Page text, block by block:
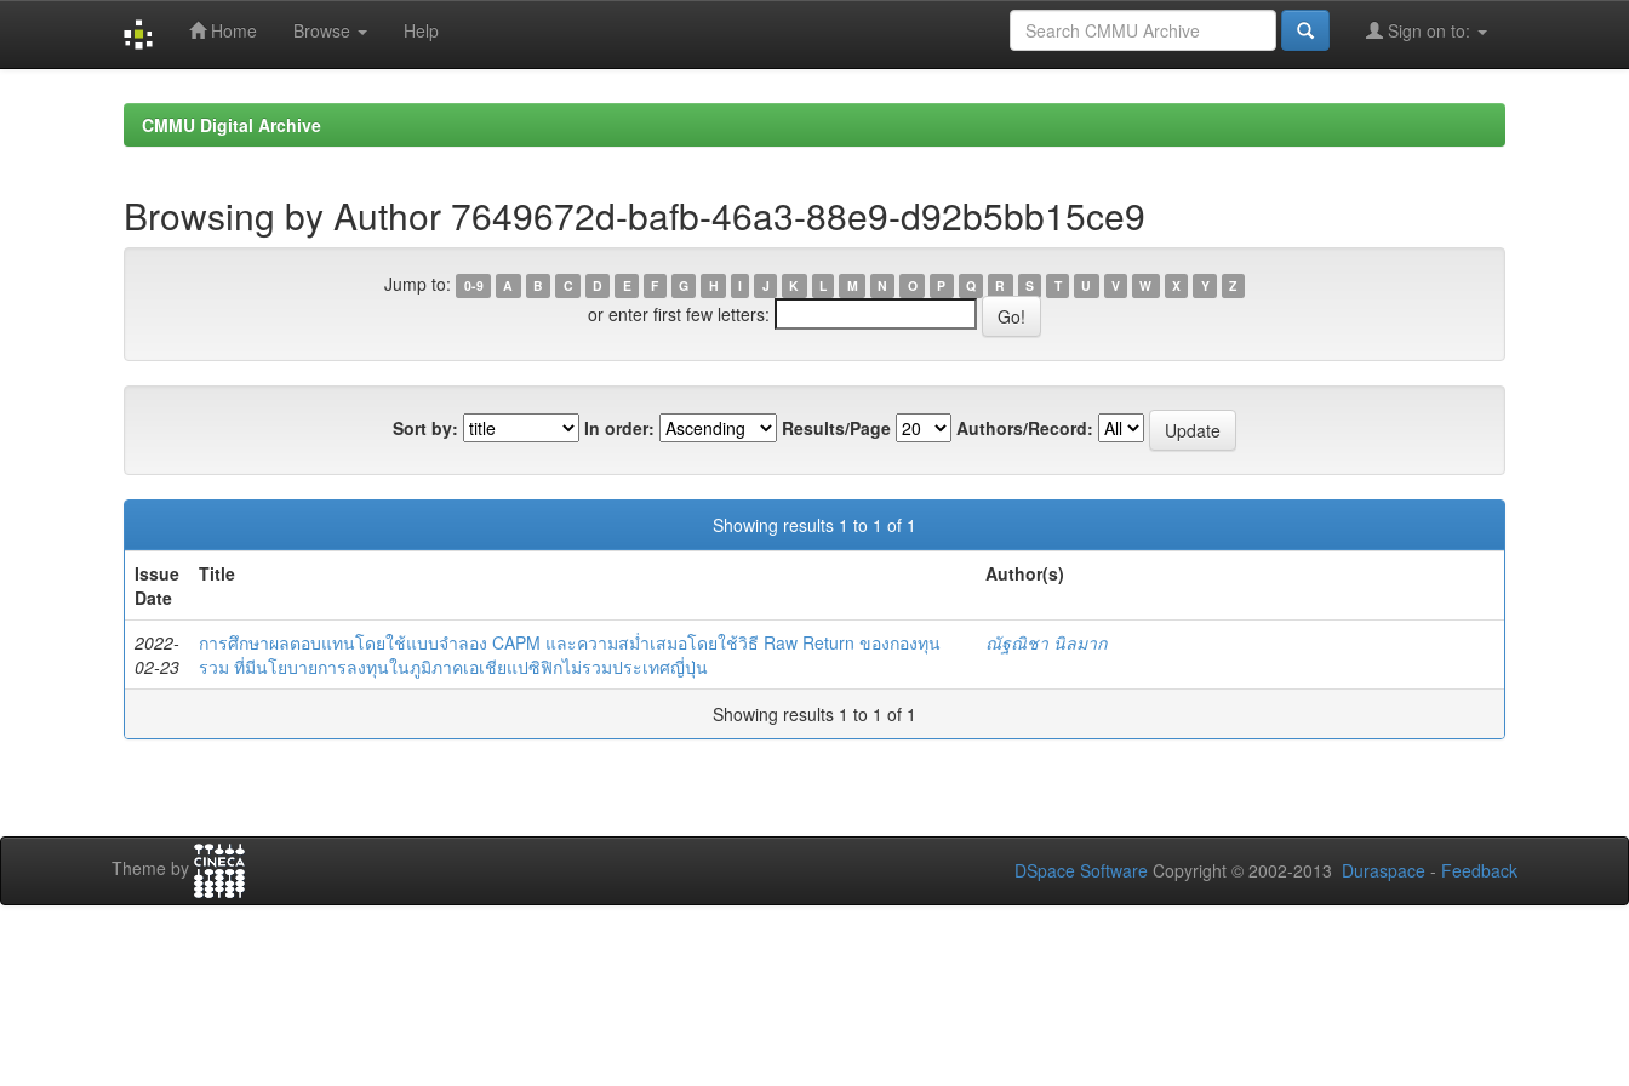
Home Browse Help Sign on to:
CMMU Digital Archive
Browsing by Author 7649672d-bafb-46a3-88e9-d92b5bb15ce9
Jump to: 0-9 A B C D E F G H I J K L M N O P Q R S T U V W X Y Z
or enter first few letters:
Sort by: In order: Results/Page Authors/Record:
Showing results 1 to 1 of 1
Issue
Date
Title Author(s)
2022-
02-23
การศึกษาผลตอบแทนโดยใช้แบบจำลอง CAPM และความสม่ำเสมอโดยใช้วิธี Raw Return ของกองทุน
รวม ที่มีนโยบายการลงทุนในภูมิภาคเอเชียแปซิฟิกไม่รวมประเทศญี่ปุ่น
ณัฐณิชา นิลมาก
Showing results 1 to 1 of 1
Theme by DSpace Software Copyright © 2002-2013 Duraspace - Feedback